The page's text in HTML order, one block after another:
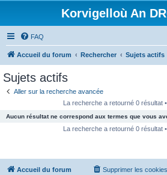
Korvigelloù An
FAQ
Accueil du forum Rechercher Sujets actifs
Sujets actifs
Aller sur la recherche avancée
La recherche a retourné 0 résultat
Aucun résultat ne correspond aux termes que vous
La recherche a retourné 0 résultat
Accueil du forum Supprimer les cookies